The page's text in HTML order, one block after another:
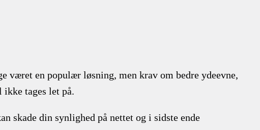
været en populær løsning, men krav om bedre ydeevne,
tages let på.
skade din synlighed på nettet og i sidste ende